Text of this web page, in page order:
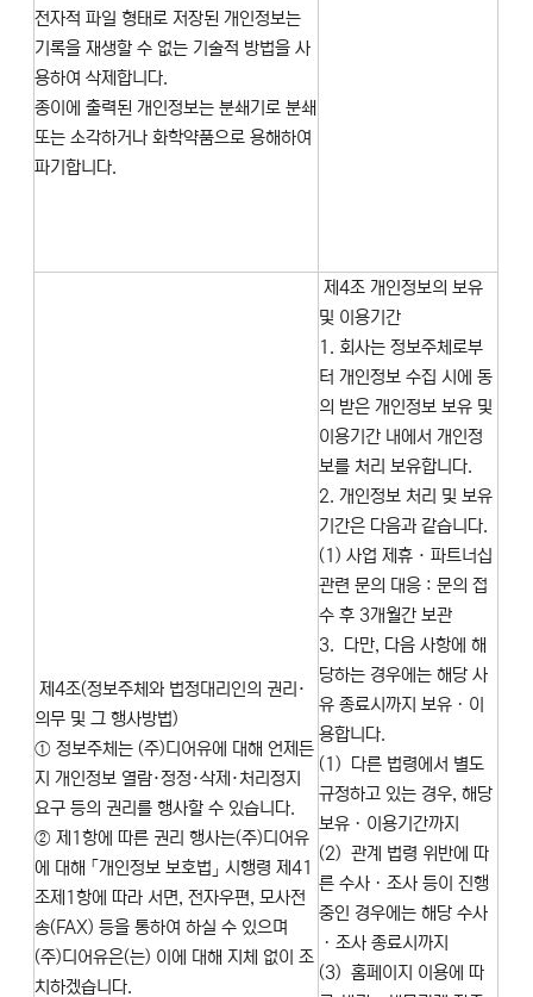
전자적 파일 형태로 저장된 개인정보는
기록을 재생할 수 없는 기술적 방법을 사
용하여 삭제합니다.
종이에 출력된 개인정보는 분쇄기로 분쇄
또는 소각하거나 화학약품으로 용해하여
파기합니다.
제4조(정보주체와 법정대리인의 권리·
의무 및 그 행사방법)
① 정보주체는 (주)디어유에 대해 언제든
지 개인정보 열람·정정·삭제·처리정지
요구 등의 권리를 행사할 수 있습니다.
② 제1항에 따른 권리 행사는(주)디어유
에 대해 「개인정보 보호법」 시행령 제41
조제1항에 따라 서면, 전자우편, 모사전
송(FAX) 등을 통하여 하실 수 있으며
(주)디어유은(는) 이에 대해 지체 없이 조
치하겠습니다.
제4조 개인정보의 보유
및 이용기간
1. 회사는 정보주체로부
터 개인정보 수집 시에 동
의 받은 개인정보 보유 및
이용기간 내에서 개인정
보를 처리 보유합니다.
2. 개인정보 처리 및 보유
기간은 다음과 같습니다.
(1) 사업 제휴 · 파트너십
관련 문의 대응 : 문의 접
수 후 3개월간 보관
3. 다만, 다음 사항에 해
당하는 경우에는 해당 사
유 종료시까지 보유ㆍ이
용합니다.
(1) 다른 법령에서 별도
규정하고 있는 경우, 해당
보유ㆍ이용기간까지
(2) 관계 법령 위반에 따
른 수사ㆍ조사 등이 진행
중인 경우에는 해당 수사
ㆍ조사 종료시까지
(3) 홈페이지 이용에 따